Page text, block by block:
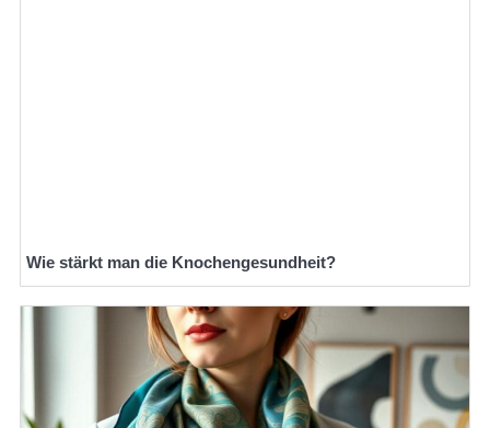
Wie stärkt man die Knochengesundheit?